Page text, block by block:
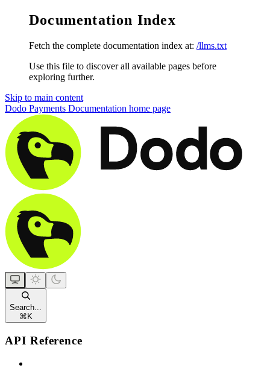
Documentation Index
Fetch the complete documentation index at: /llms.txt
Use this file to discover all available pages before
exploring further.
Skip to main content
Dodo Payments Documentation home page
Search...
⌘ K
API Reference